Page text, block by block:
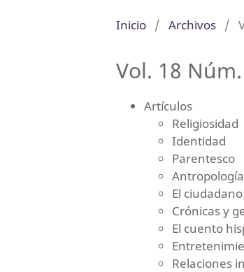
Inicio / Archivos /
Vol. 18
Artículos
Religiosidad
Identidad
Parentesco
El
Crónicas y
El cuento
Relaciones